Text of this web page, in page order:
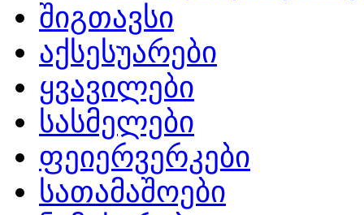
შიგთავსი
აქსესუარები
ყვავილები
სასმელები
ფეიერვერკები
სათამაშოები